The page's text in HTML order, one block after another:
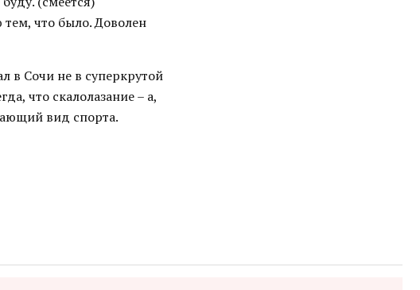
что было. Доволен
в Сочи не в суперкрутой
что скалолазание – а,
вид спорта.